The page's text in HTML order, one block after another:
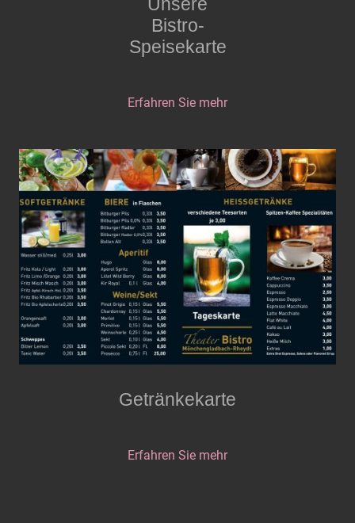
Bistro-
Speisekarte
Erfahren Sie mehr
Getränkekarte
Erfahren Sie mehr